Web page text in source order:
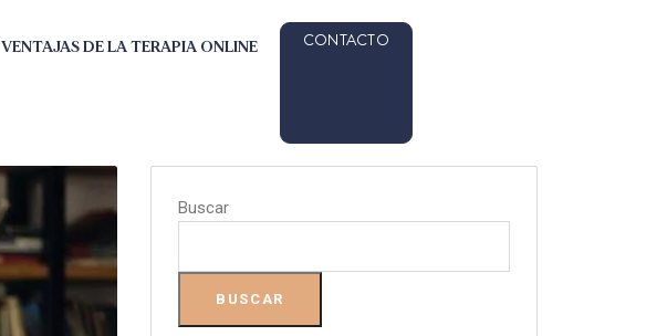
VENTAJAS DE LA TERAPIA ONLINE CONTACTO
Buscar
BUSCAR